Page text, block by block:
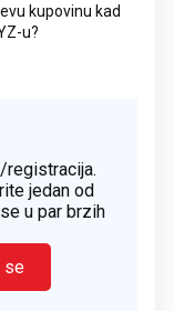
kupovinu kad
u?
registracija.
jedan od
u par brzih
se